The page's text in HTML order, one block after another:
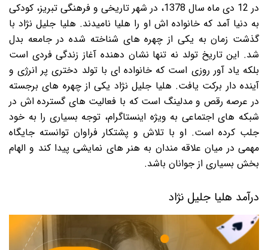
در 12 دی ماه سال 1378، در شهر تاریخی و فرهنگی تبریز، کودکی
به دنیا آمد که خانواده اش او را هلیا نامیدند. هلیا جلیل نژاد با
گذشت زمان به یکی از چهره های شناخته شده در جامعه بدل
شد. این تاریخ تولد نه تنها نشان دهنده آغاز زندگی فردی است
بلکه یاد آور روزی است که خانواده ای با تولد دختری پر انرژی و
آینده دار برکت یافت. هلیا جلیل نژاد یکی از چهره های برجسته
در عرصه رقص و مدلینگ است که با فعالیت های گسترده اش در
شبکه های اجتماعی به ویژه اینستاگرام، توجه بسیاری را به خود
جلب کرده است. او با تلاش و پشتکار فراوان توانسته جایگاه
مهمی در میان علاقه مندان به هنر های نمایشی پیدا کند و الهام
بخش بسیاری از جوانان باشد.
درآمد هلیا جلیل نژاد